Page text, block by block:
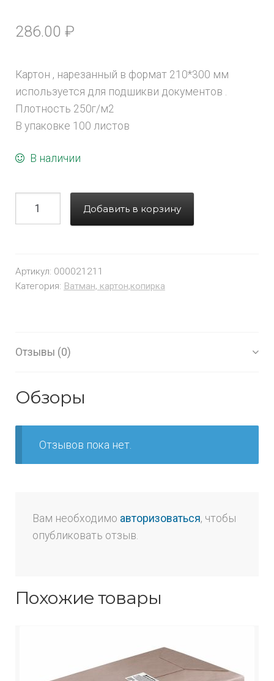
286.00 ₽
Картон , нарезанный в формат 210*300 мм
используется для подшикви документов .
Плотность 250г/м2
В упаковке 100 листов
В наличии
Добавить в корзину
Артикул: 000021211
Категория: Ватман, картон,копирка
Отзывы (0)
Обзоры
Отзывов пока нет.
Вам необходимо авторизоваться, чтобы
опубликовать отзыв.
Похожие товары